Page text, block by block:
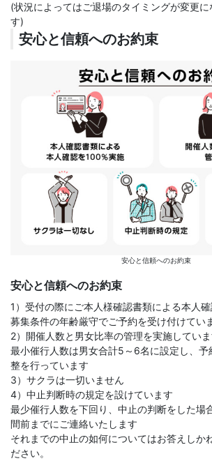
(状況によってはご退場のタイミングが変更に
す)
安心と信頼へのお約束
安心と信頼へのお約束
安心と信頼へのお約束
1）受付の際にご本人様確認書類による本人
募集条件の年齢厳守でご予約を受け付けてい
2）開催人数と男女比率の管理を実施してい
最小催行人数は男女合計5～6名に設定し、予
整を行っています
3）サクラは一切いません
4）中止判断時の規定を設けています
最少催行人数を下回り、中止の判断をした場
間前までにご連絡いたします
それまでの中止の如何についてはお答えしか
ださい。